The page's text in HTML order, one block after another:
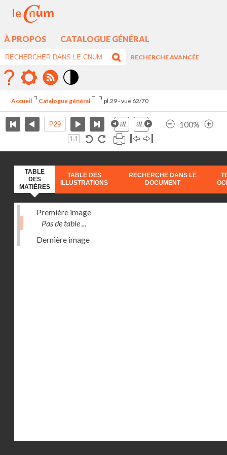
À PROPOS CATALOGUE GÉNÉRAL
RECHERCHE AVANCÉE
élévé
Accueil Catalogue général pl.29 - vue 62/70
100%
TABLE
DES
MATIÈRES
TABLE DES
ILLUSTRATIONS
RECHERCHE DANS LE
DOCUMENT
Première image
Pas de table ...
Dernière image